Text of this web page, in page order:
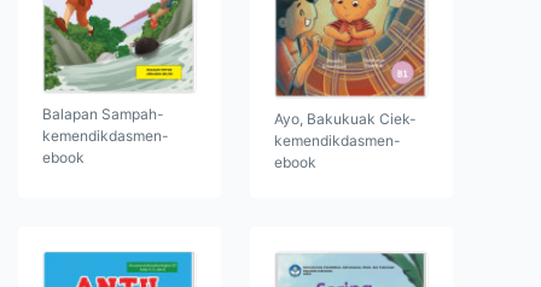
Balapan Sampah-
kemendikdasmen-
ebook
Ayo, Bakukuak Ciek-
kemendikdasmen-
ebook